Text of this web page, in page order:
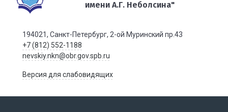
имени А.Г. Неболсина"
194021, Санкт-Петербург, 2-ой Муринский пр.43
+7 (812) 552-1188
nevskiy.nkn@obr.gov.spb.ru
Версия для слабовидящих